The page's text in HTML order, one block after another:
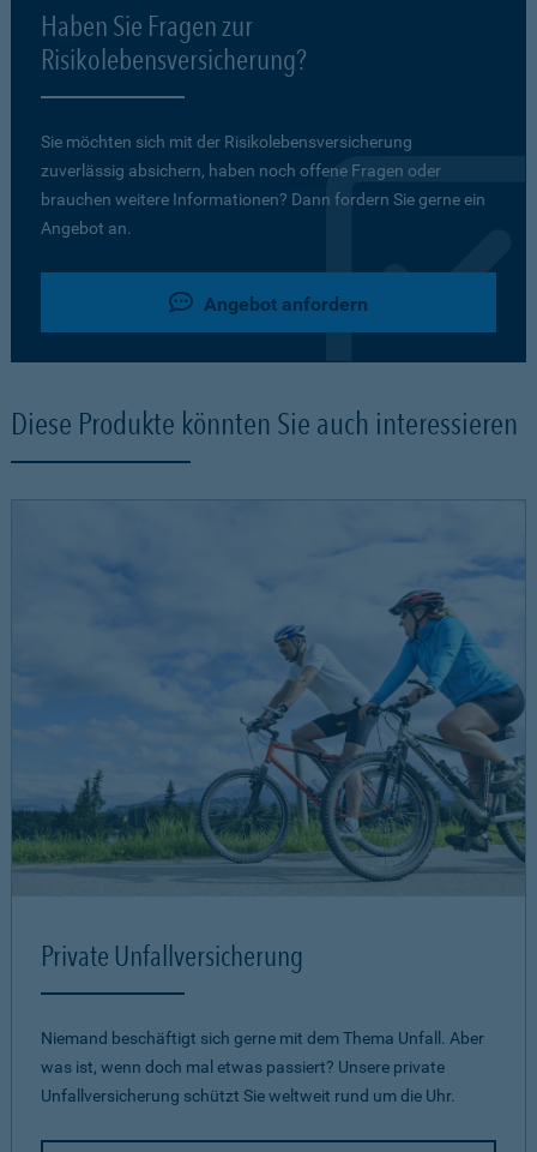
Haben Sie Fragen zur
Risikolebensversicherung?
Sie möchten sich mit der Risikolebensversicherung
zuverlässig absichern, haben noch offene Fragen oder
brauchen weitere Informationen? Dann fordern Sie gerne ein
Angebot an.
Angebot anfordern
Diese Produkte könnten Sie auch interessieren
Private Unfallversicherung
Niemand beschäftigt sich gerne mit dem Thema Unfall. Aber
was ist, wenn doch mal etwas passiert? Unsere private
Unfallversicherung schützt Sie weltweit rund um die Uhr.